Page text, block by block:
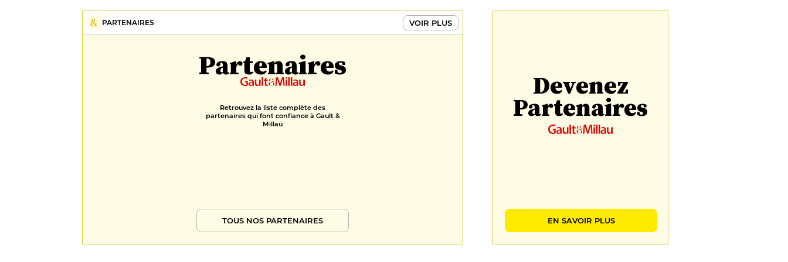
PARTENAIRES VOIR PLUS
Partenaires
Retrouvez la liste complète des
partenaires qui font confiance à Gault &
Millau
TOUS NOS PARTENAIRES
Devenez
Partenaires
EN SAVOIR PLUS